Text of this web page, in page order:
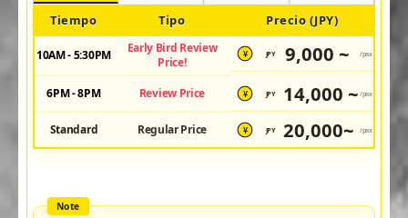
Tiempo Tipo Precio (JPY)
10AM - 5:30PM
Early Bird Review
Price!
¥ JPY 9,000 ~ /pax
6PM - 8PM Review Price ¥ JPY 14,000 ~ /pax
Standard Regular Price ¥ JPY 20,000~ /pax